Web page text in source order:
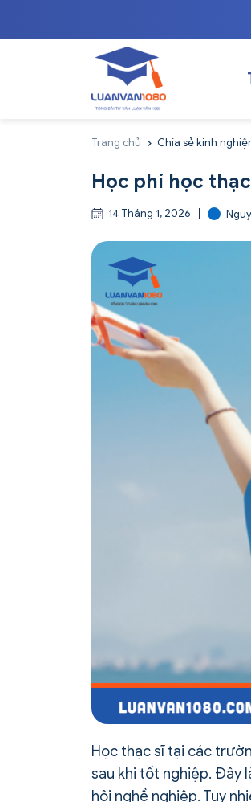
Trang chủ Chia sẻ kinh
Học phí học
14 Tháng 1, 2026
Học thạc sĩ tại các
sau khi tốt nghiệp. Đây
hội nghề nghiệp. Tuy